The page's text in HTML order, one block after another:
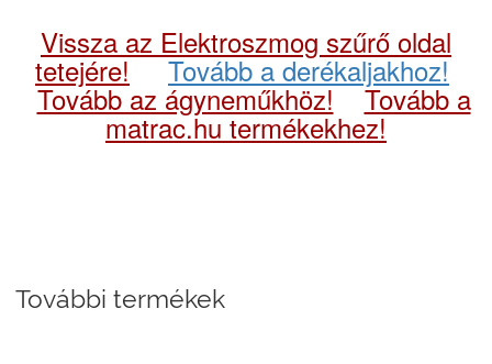
Vissza az Elektroszmog szűrő oldal
tetejére! Tovább a derékaljakhoz!
Tovább az ágyneműkhöz! Tovább a
matrac.hu termékekhez!
További termékek